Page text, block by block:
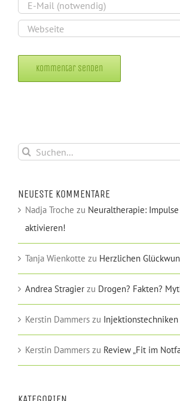
Suche
NEUESTE KOMMENTARE
Nadja Troche zu Neuraltherapie:
aktivieren!
Tanja Wienkotte zu Herzlichen
Andrea Stragier zu Drogen? Fakten?
Kerstin Dammers zu Injektionstechniken
Kerstin Dammers zu Review „Fit im